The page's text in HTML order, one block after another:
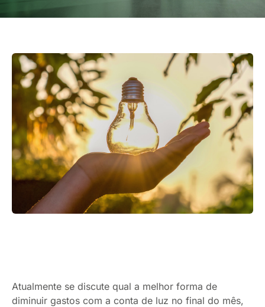
Atualmente se discute qual a melhor forma de
diminuir gastos com a conta de luz no final do mês,